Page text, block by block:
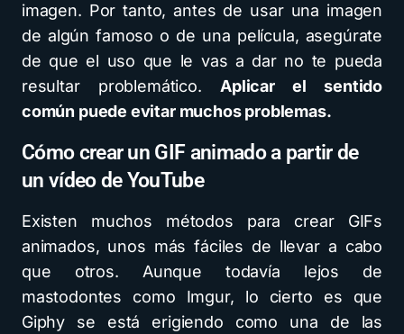
imagen. Por tanto, antes de usar una imagen
de algún famoso o de una película, asegúrate
de que el uso que le vas a dar no te pueda
resultar problemático. Aplicar el sentido
común puede evitar muchos problemas.
Cómo crear un GIF animado a partir de
un vídeo de YouTube
Existen muchos métodos para crear GIFs
animados, unos más fáciles de llevar a cabo
que otros. Aunque todavía lejos de
mastodontes como Imgur, lo cierto es que
Giphy se está erigiendo como una de las